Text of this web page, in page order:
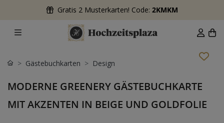
Gratis 2 Musterkarten! Code: 2KMKM
Gästebuchkarten Design
MODERNE GREENERY GÄSTEBUCHKARTE
MIT AKZENTEN IN BEIGE UND GOLDFOLIE